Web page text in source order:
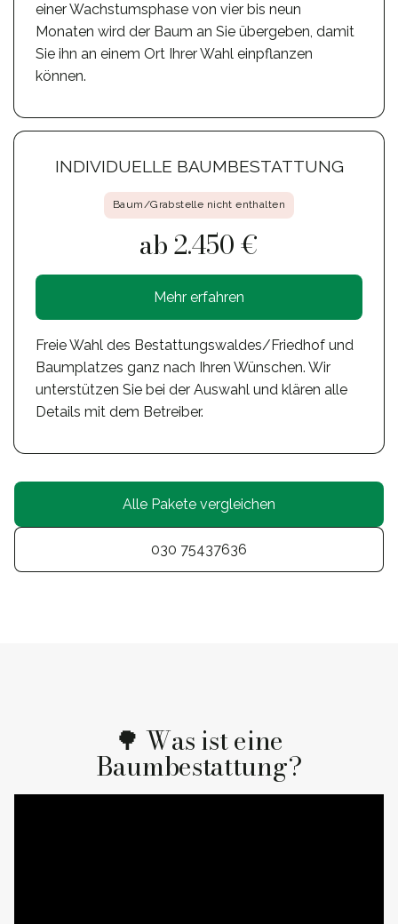
einer Wachstumsphase von vier bis neun
Monaten wird der Baum an Sie übergeben, damit
Sie ihn an einem Ort Ihrer Wahl einpflanzen
können.
INDIVIDUELLE BAUMBESTATTUNG
Baum/Grabstelle nicht enthalten
ab 2.450 €
Mehr erfahren
Freie Wahl des Bestattungswaldes/Friedhof und
Baumplatzes ganz nach Ihren Wünschen. Wir
unterstützen Sie bei der Auswahl und klären alle
Details mit dem Betreiber.
Alle Pakete vergleichen
030 75437636
🌳 Was ist eine
Baumbestattung?